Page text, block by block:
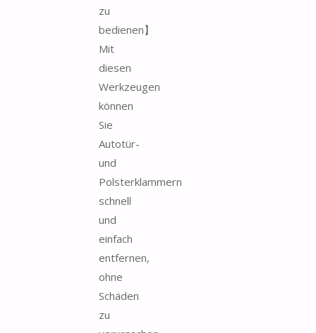
zu
bedienen】
Mit
diesen
Werkzeugen
können
Sie
Autotür-
und
Polsterklammern
schnell
und
einfach
entfernen,
ohne
Schäden
zu